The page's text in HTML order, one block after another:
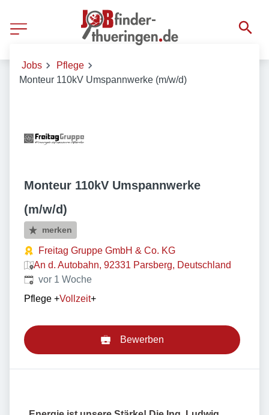
Jobs
Pflege
Monteur 110kV Umspannwerke (m/w/d)
Monteur 110kV Umspannwerke
(m/w/d)
merken
Freitag Gruppe GmbH & Co. KG
An d. Autobahn, 92331 Parsberg, Deutschland
Veröffentlicht:
vor 1 Woche
Pflege +Vollzeit+
Bewerben